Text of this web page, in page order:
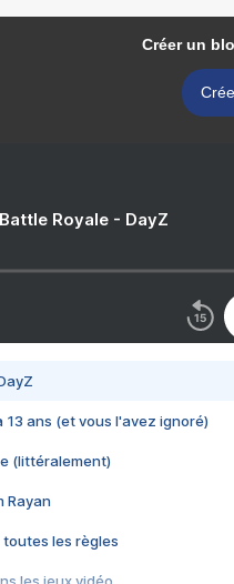
Créer un
Royale - DayZ
13 ans (et vous l'avez ignoré)
(littéralement)
Rayan
toutes les règles